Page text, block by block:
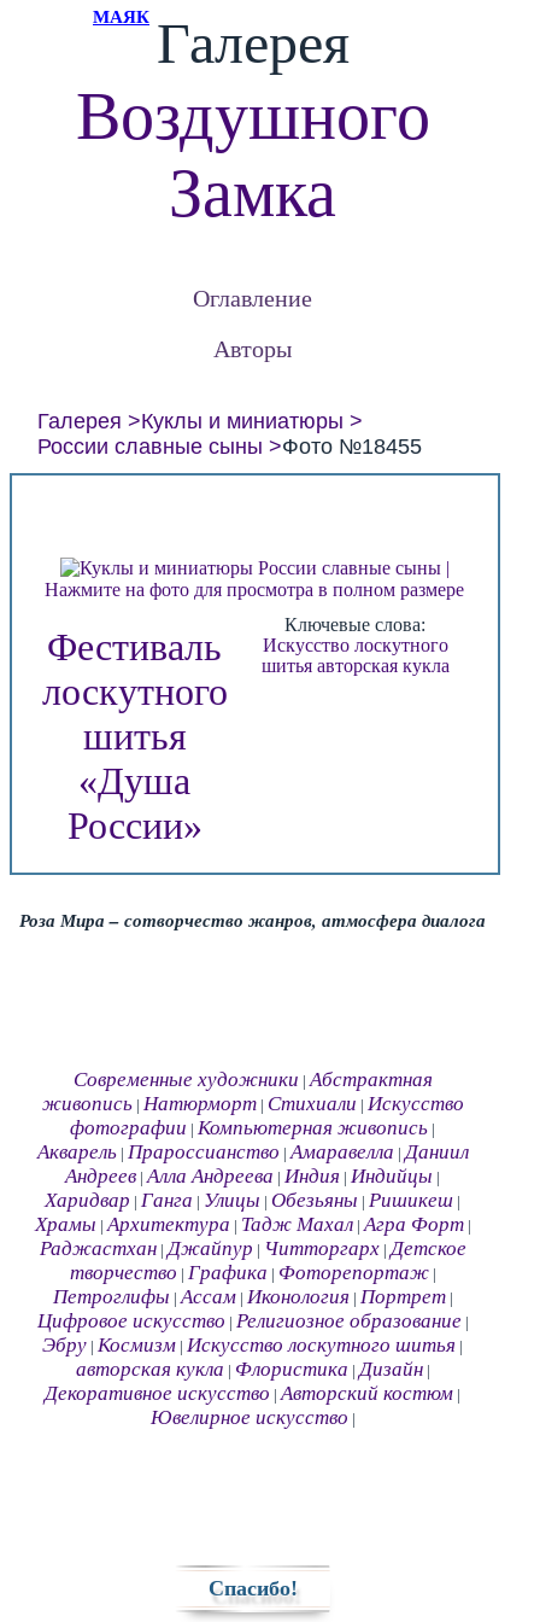
МАЯК Галерея
Воздушного
Замка
Оглавление
Авторы
Галерея
Куклы и миниатюры
России славные сыны
Фото №18455
Нажмите на фото для просмотра в полном размере
Фестиваль
лоскутного
шитья
«Душа
России»
Ключевые слова:
Искусство лоскутного
шитья авторская кукла
Роза Мира – сотворчество жанров, атмосфера диалога
Современные художники |Абстрактная
живопись| Натюрморт| Стихиали Искусство
фотографии |Компьютерная живопись
Акварель| Прароссианство |Амаравелла |Даниил
Андреев |Алла Андреева |Индия |Индийцы
Харидвар |Ганга Улицы |Обезьяны |Ришикеш
Храмы |Архитектура Тадж Махал|Агра Форт|
Раджастхан|Джайпур Читторгарх|Детское
творчество Графика Фоторепортаж|
Петроглифы |Ассам| Иконология Портрет|
Цифровое искусство Религиозное образование|
Эбру |Космизм |Искусство лоскутного шитья
авторская кукла Флористика |Дизайн|
Декоративное искусство |Авторский костюм
Ювелирное искусство
Спасибо!